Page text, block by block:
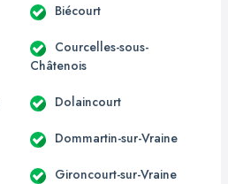
Biécourt
Courcelles-sous-
Châtenois
Dolaincourt
Dommartin-sur-Vraine
Gironcourt-sur-Vraine